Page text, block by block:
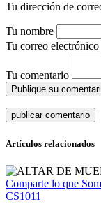
Tu dirección de
Tu nombre
Tu correo electrónico
Tu comentario
Publique su
Artículos relacionados
Comparte lo que
CS1011